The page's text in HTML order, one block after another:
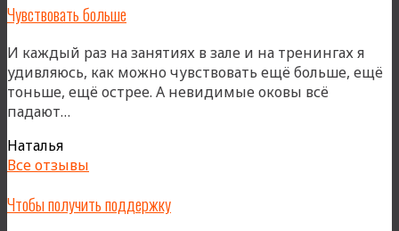
Чувствовать больше
И каждый раз на занятиях в зале и на тренингах я
удивляюсь, как можно чувствовать ещё больше, ещё
тоньше, ещё острее. А невидимые оковы всё
падают…
Наталья
Все отзывы
Чтобы получить поддержку